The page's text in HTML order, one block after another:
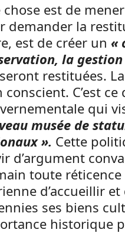
chose est de
demander la
est de créer un «
la
restituées.
conscient. C’est
qui
musée de
». Cette
d’argument
toute
d’accueillir
ses biens
historique